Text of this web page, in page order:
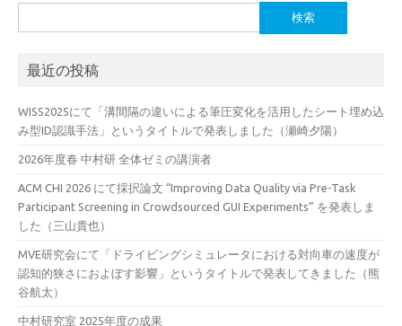
索:
最近の投稿
WISS2025にて「溝間隔の違いによる筆圧変化を活用したシート埋め込
み型ID認識手法」というタイトルで発表しました（瀬崎夕陽）
2026年度春 中村研 全体ゼミの講演者
ACM CHI 2026 にて採択論文 “Improving Data Quality via Pre-Task
Participant Screening in Crowdsourced GUI Experiments” を発表しま
した（三山貴也）
MVE研究会にて「ドライビングシミュレータにおける対向車の速度が
認知的狭さにおよぼす影響」というタイトルで発表してきました（熊
谷航太）
中村研究室 2025年度の成果